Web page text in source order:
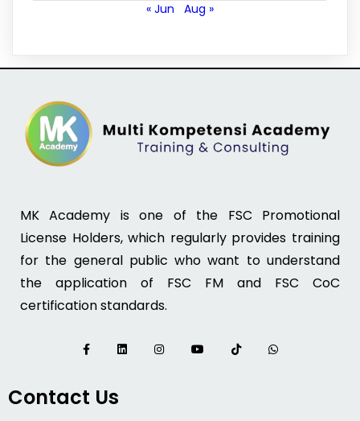
« Jun
Aug »
MK Academy is one of the FSC Promotional
License Holders, which regularly provides training
for the general public who want to understand
the application of FSC FM and FSC CoC
certification standards.
Contact Us